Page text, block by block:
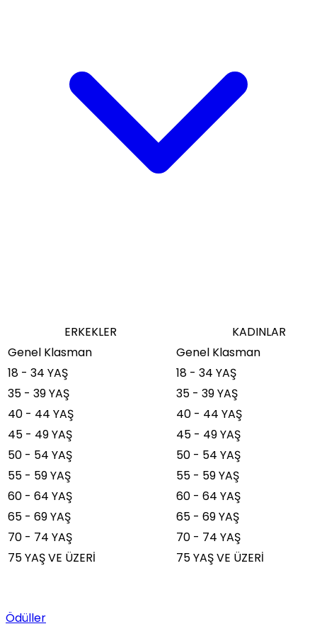
ERKEKLER
KADINLAR
Genel Klasman
Genel Klasman
18 - 34 YAŞ
18 - 34 YAŞ
35 - 39 YAŞ
35 - 39 YAŞ
40 - 44 YAŞ
40 - 44 YAŞ
45 - 49 YAŞ
45 - 49 YAŞ
50 - 54 YAŞ
50 - 54 YAŞ
55 - 59 YAŞ
55 - 59 YAŞ
60 - 64 YAŞ
60 - 64 YAŞ
65 - 69 YAŞ
65 - 69 YAŞ
70 - 74 YAŞ
70 - 74 YAŞ
75 YAŞ VE ÜZERİ
75 YAŞ VE ÜZERİ
Ödüller